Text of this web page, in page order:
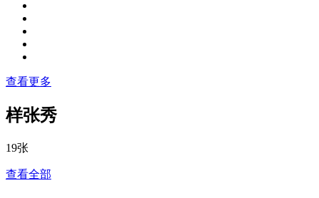
查看更多
样张秀
19张
查看全部